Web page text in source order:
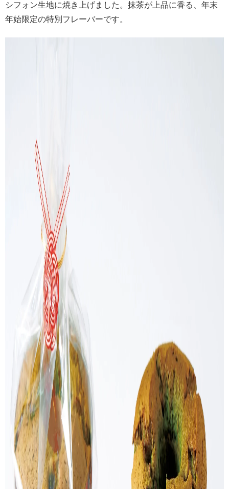
シフォン生地に焼き上げました。抹茶が上品に香る、年末
年始限定の特別フレーバーです。